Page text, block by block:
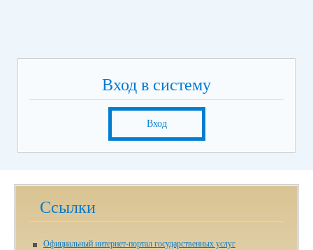
Вход в систему
Вход
Ссылки
Официальный интернет-портал государственных услуг